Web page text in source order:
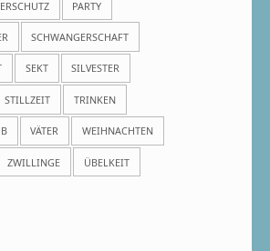
PARTY
SCHWANGERSCHAFT
SEKT SILVESTER
STILLZEIT TRINKEN
VÄTER WEIHNACHTEN
ZWILLINGE ÜBELKEIT